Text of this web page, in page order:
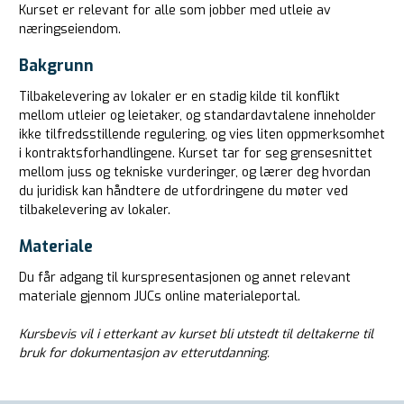
Kurset er relevant for alle som jobber med utleie av
næringseiendom.
Bakgrunn
Tilbakelevering av lokaler er en stadig kilde til konflikt
mellom utleier og leietaker, og standardavtalene inneholder
ikke tilfredsstillende regulering, og vies liten oppmerksomhet
i kontraktsforhandlingene. Kurset tar for seg grensesnittet
mellom juss og tekniske vurderinger, og lærer deg hvordan
du juridisk kan håndtere de utfordringene du møter ved
tilbakelevering av lokaler.
Materiale
Du får adgang til kurspresentasjonen og annet relevant
materiale gjennom JUCs online materialeportal.
Kursbevis vil i etterkant av kurset bli utstedt til deltakerne til
bruk for dokumentasjon av etterutdanning.